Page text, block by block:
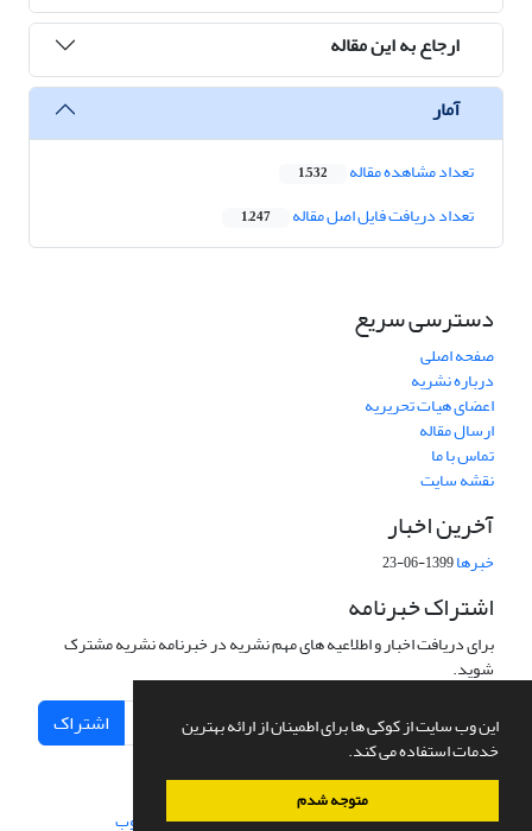
این وب سایت از کوکی ها برای اطمینان از ارائه بهترین
خدمات استفاده می کند.
متوجه شدم
ارجاع به این مقاله
آمار
تعداد مشاهده مقاله 1,532
تعداد دریافت فایل اصل مقاله 1,247
دسترسی سریع
صفحه اصلی
درباره نشریه
اعضای هیات تحریریه
ارسال مقاله
تماس با ما
نقشه سایت
آخرین اخبار
خبرها1399-06-23
اشتراک خبرنامه
برای دریافت اخبار و اطلاعیه های مهم نشریه در خبرنامه نشریه مشترک
شوید.
اشتراک
سامانه مدیریت نشریات علمی.طراحی و پیاده سازی از سیناوب